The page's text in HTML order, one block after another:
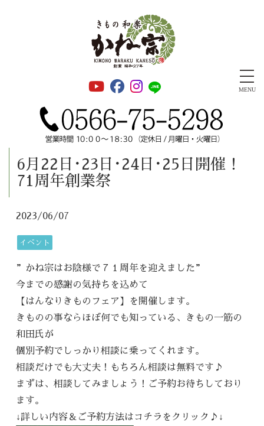
MENU
6月22日･23日･24日･25日開催！
71周年創業祭
2023/06/07
イベント
”かね宗はお陰様で７１周年を迎えました”
今までの感謝の気持ちを込めて
【はんなりきものフェア】を開催します。
きものの事ならほぼ何でも知っている、きもの一筋の
和田氏が
個別予約でしっかり相談に乗ってくれます。
相談だけでも大丈夫！もちろん相談は無料です♪
まずは、相談してみましょう！ご予約お待ちしており
ます。
↓詳しい内容＆ご予約方法はコチラをクリック♪↓